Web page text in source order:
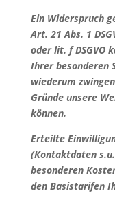
Ein Widerspruch
Art. 21 Abs. 1
oder lit. f DSGVO
Ihrer besonderen
wiederum
Gründe unsere
können.
Erteilte
(Kontaktdaten
besonderen
den Basistarifen